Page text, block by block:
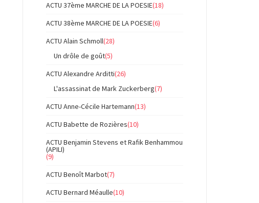
ACTU 37ème MARCHE DE LA POESIE(18)
ACTU 38ème MARCHE DE LA POESIE(6)
ACTU Alain Schmoll(28)
Un drôle de goût(5)
ACTU Alexandre Arditti(26)
L'assassinat de Mark Zuckerberg(7)
ACTU Anne-Cécile Hartemann(13)
ACTU Babette de Rozières(10)
ACTU Benjamin Stevens et Rafik Benhammou
(APILI)
(9)
ACTU Benoît Marbot(7)
ACTU Bernard Méaulle(10)